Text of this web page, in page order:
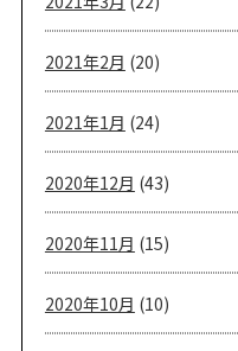
2021年2月 (20)
2021年1月 (24)
2020年12月 (43)
2020年11月 (15)
2020年10月 (10)